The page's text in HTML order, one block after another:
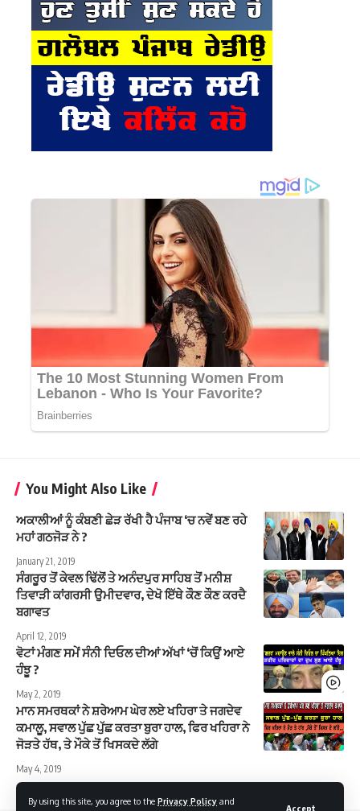
By using this site, you agree to the Privacy Policy and
Accept
You Might Also Like
ਅਕਾਲੀਆਂ ਨੂੰ ਕੰਬਣੀ ਛੇੜ ਰੱਖੀ ਹੈ ਪੰਜਾਬ ‘ਚ ਨਵੇਂ ਬਣ ਰਹੇ
ਮਹਾਂ ਗਠਜੋੜ ਨੇ ?
January 21, 2019
ਸੰਗਰੂਰ ਤੋਂ ਕੇਵਲ ਢਿੱਲੋਂ ਤੇ ਅਨੰਦਪੁਰ ਸਾਹਿਬ ਤੋਂ ਮਨੀਸ਼
ਤਿਵਾੜੀ ਕਾਂਗਰਸੀ ਉਮੀਦਵਾਰ, ਦੇਖੋ ਇੱਥੇ ਕੌਣ ਕੌਣ ਕਰਦੈ
ਬਗਾਵਤ
April 12, 2019
ਵੋਟਾਂ ਮੰਗਣ ਸਮੇਂ ਸੰਨੀ ਦਿਓਲ ਦੀਆਂ ਅੱਖਾਂ ‘ਚੋਂ ਕਿਉਂ ਆਏ
ਹੰਝੂ ?
May 2, 2019
ਮਾਨ ਸਮਰਥਕਾਂ ਨੇ ਸ਼ਰੇਆਮ ਘੇਰ ਲਏ ਖਹਿਰਾ ਤੇ ਜਗਦੇਵ
ਕਮਾਲੂ, ਸਵਾਲ ਪੁੱਛ ਪੁੱਛ ਕਰਤਾ ਬੁਰਾ ਹਾਲ, ਫਿਰ ਖਹਿਰਾ ਨੇ
ਜੋੜਤੇ ਹੱਥ, ਤੇ ਮੌਕੇ ਤੋਂ ਖਿਸਕਦੇ ਲੱਗੇ
May 4, 2019